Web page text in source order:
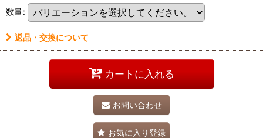
数量:
返品・交換について
カートに入れる
お問い合わせ
お気に入り登録